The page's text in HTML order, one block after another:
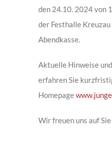
den 24.10. 2024 von
der Festhalle
Abendkasse.
Aktuelle Hinweise
erfahren Sie
Homepage
Wir freuen uns auf